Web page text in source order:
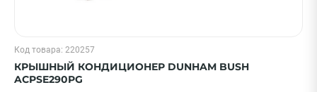
Код товара: 220257
КРЫШНЫЙ КОНДИЦИОНЕР DUNHAM BUSH
ACPSE290PG